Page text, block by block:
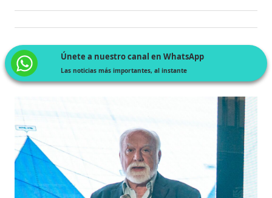
Únete a nuestro canal en WhatsApp
Las noticias más importantes, al instante